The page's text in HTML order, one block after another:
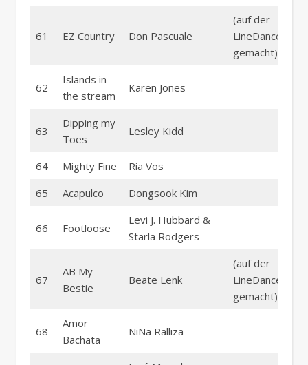
61 EZ Country Don Pascuale
(auf der
LineDance
gemacht)
62
Islands in
the stream
Karen Jones
63
Dipping my
Toes
Lesley Kidd
64 Mighty Fine
Ria Vos
65
Acapulco Dongsook Kim
66 Footloose
Levi J. Hubbard &
Starla Rodgers
67
AB My
Bestie
Beate Lenk
(auf der
LineDance
gemacht)
68
Amor
Bachata
NiNa Ralliza